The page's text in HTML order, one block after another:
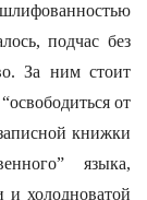
подчас без
За ним стоит
от
книжки
языка,
и холодноватой